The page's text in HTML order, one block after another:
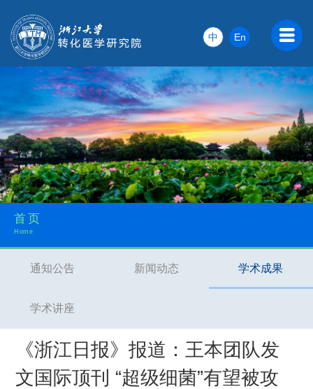
En
中
首页
Home
通知公告 新闻动态 学术成果
学术讲座
《浙江日报》报道：王本团队发
文国际顶刊 “超级细菌”有望被攻